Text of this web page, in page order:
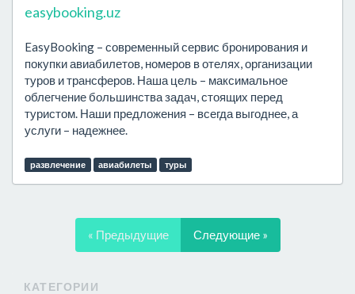
easybooking.uz
EasyBooking – современный сервис бронирования и
покупки авиабилетов, номеров в отелях, организации
туров и трансферов. Наша цель – максимальное
облегчение большинства задач, стоящих перед
туристом. Наши предложения – всегда выгоднее, а
услуги – надежнее.
развлечение авиабилеты туры
« Предыдущие Следующие »
КАТЕГОРИИ